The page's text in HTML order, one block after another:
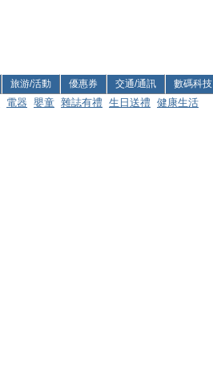
旅游/活動 優惠券 交通/通訊 數碼科技
電器 嬰童 雜誌有禮 生日送禮 健康生活